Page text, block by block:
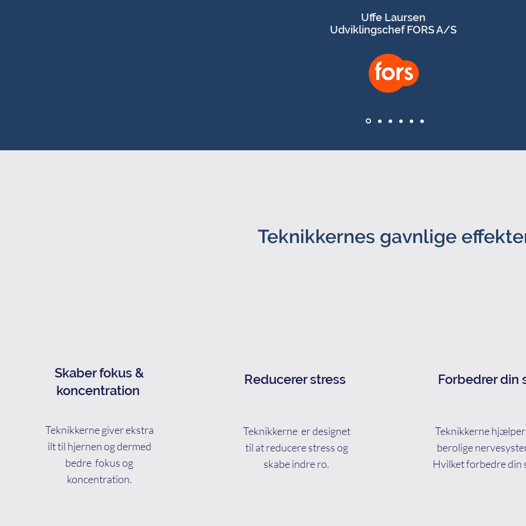
Uffe Laursen
Udviklingschef FORS A/S
Teknikkernes gavnlige
Skaber fokus &
koncentration
Teknikkerne giver ekstra
ilt til hjernen og dermed
bedre fokus og
koncentration.
Reducerer stress
Teknikkerne er designet
til at reducere stress og
skabe indre ro.
Forbedrer din
Teknikkerne
berolige
Hvilket forbedre din